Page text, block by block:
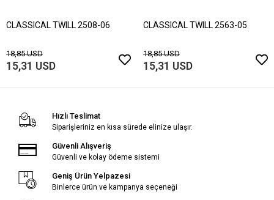
CLASSICAL TWILL 2508-06
18,85 USD
15,31 USD
CLASSICAL TWILL 2563-05
18,85 USD
15,31 USD
Hızlı Teslimat
Siparişleriniz en kısa sürede elinize ulaşır.
Güvenli Alışveriş
Güvenli ve kolay ödeme sistemi
Geniş Ürün Yelpazesi
Binlerce ürün ve kampanya seçeneği